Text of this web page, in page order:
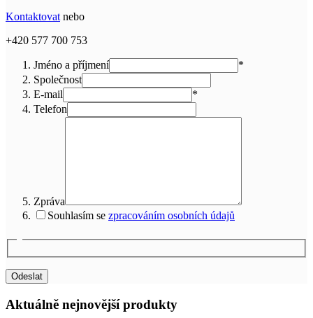
Kontaktovat nebo
+420 577 700 753
Jméno a příjmení
*
Společnost
E-mail
*
Telefon
Zpráva
Souhlasím se zpracováním osobních údajů
Aktuálně nejnovější produkty